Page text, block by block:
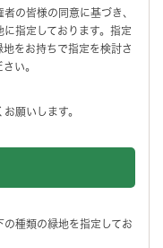
の皆様の同意に基づき、
指定しております。指定
をお持ちで指定を検討さ
い。
願いします。
種類の緑地を指定してお